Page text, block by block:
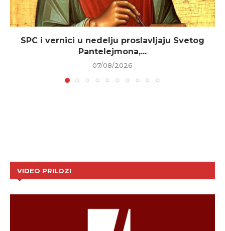
SPC i vernici u nedelju proslavljaju Svetog
Pantelejmona,...
07/08/2026
VIDEO PRILOZI